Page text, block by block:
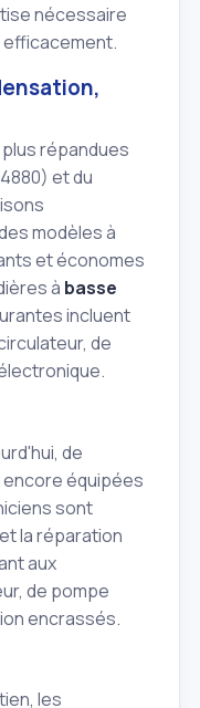
nécessaire
répandues
et du
modèles à
et économes
à basse
incluent
de
de
équipées
sont
la réparation
aux
de pompe
encrassés.
les